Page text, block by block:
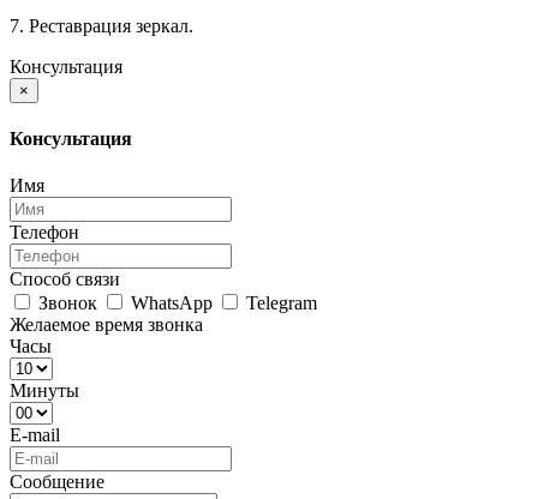
7. Реставрация зеркал.
Консультация
×
Консультация
Имя
Телефон
Способ связи
Звонок
WhatsApp
Telegram
Желаемое время звонка
Часы
Минуты
E-mail
Сообщение